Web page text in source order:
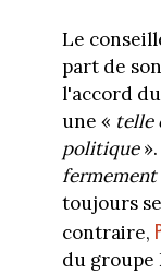
Le
part de
l'accord
une « telle
politique».
fermement
toujours
contraire,
du groupe